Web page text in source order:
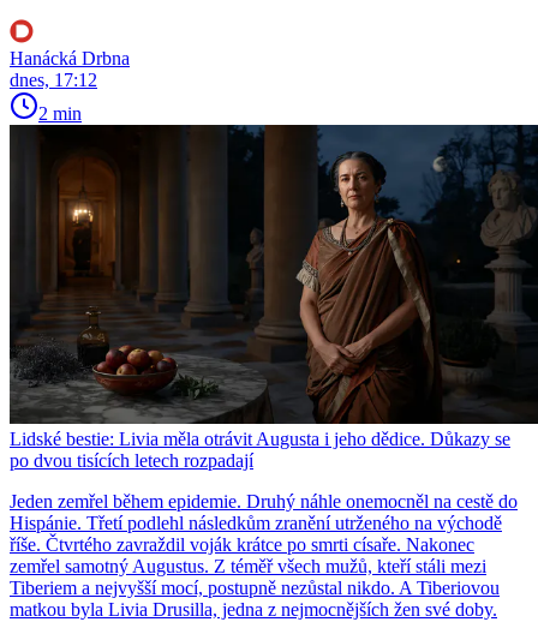
Hanácká Drbna
dnes, 17:12
2 min
Lidské bestie: Livia měla otrávit Augusta i jeho dědice. Důkazy se
po dvou tisících letech rozpadají
Jeden zemřel během epidemie. Druhý náhle onemocněl na cestě do
Hispánie. Třetí podlehl následkům zranění utrženého na východě
říše. Čtvrtého zavraždil voják krátce po smrti císaře. Nakonec
zemřel samotný Augustus. Z téměř všech mužů, kteří stáli mezi
Tiberiem a nejvyšší mocí, postupně nezůstal nikdo. A Tiberiovou
matkou byla Livia Drusilla, jedna z nejmocnějších žen své doby.